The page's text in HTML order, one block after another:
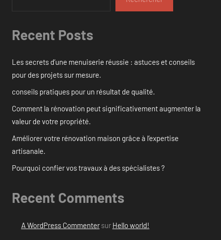
Recent Posts
Les secrets d’une menuiserie réussie : astuces et conseils
pour des projets sur mesure.
conseils pratiques pour un résultat de qualité.
Comment la rénovation peut significativement augmenter la
valeur de votre propriété.
Améliorer votre rénovation maison grâce à l’expertise
artisanale.
Pourquoi confier vos travaux à des spécialistes ?
Recent Comments
A WordPress Commentersur Hello world!